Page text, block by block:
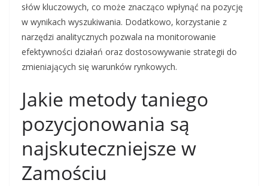
słów kluczowych, co może znacząco wpłynąć na pozycję
w wynikach wyszukiwania. Dodatkowo, korzystanie z
narzędzi analitycznych pozwala na monitorowanie
efektywności działań oraz dostosowywanie strategii do
zmieniających się warunków rynkowych.
Jakie metody taniego
pozycjonowania są
najskuteczniejsze w
Zamościu